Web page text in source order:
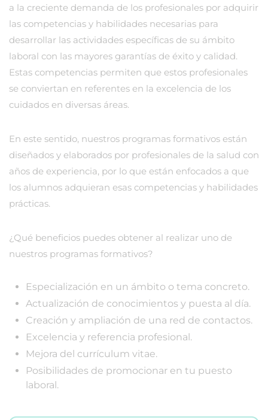
a la creciente demanda de los profesionales por adquirir
las competencias y habilidades necesarias para
desarrollar las actividades específicas de su ámbito
laboral con las mayores garantías de éxito y calidad.
Estas competencias permiten que estos profesionales
se conviertan en referentes en la excelencia de los
cuidados en diversas áreas.
En este sentido, nuestros programas formativos están
diseñados y elaborados por profesionales de la salud con
años de experiencia, por lo que están enfocados a que
los alumnos adquieran esas competencias y habilidades
prácticas.
¿Qué beneficios puedes obtener al realizar uno de
nuestros programas formativos?
Especialización en un ámbito o tema concreto.
Actualización de conocimientos y puesta al día.
Creación y ampliación de una red de contactos.
Excelencia y referencia profesional.
Mejora del currículum vitae.
Posibilidades de promocionar en tu puesto
laboral.